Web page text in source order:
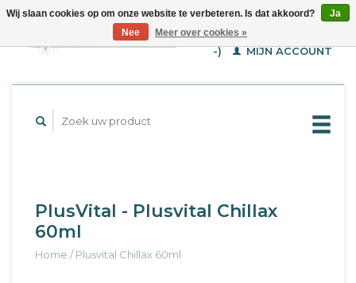
WINKELWAGEN (€--,-
-)
MIJN ACCOUNT
PlusVital - Plusvital Chillax
60ml
Home /Plusvital Chillax 60ml
Wij slaan cookies op om onze website te verbeteren. Is dat akkoord?
Ja
Nee
Meer over cookies »